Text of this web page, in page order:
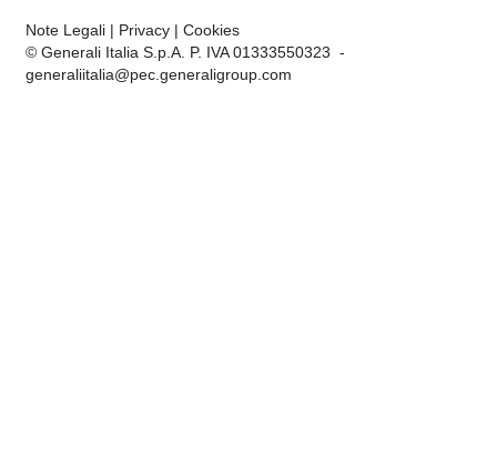
Note Legali | Privacy | Cookies
© Generali Italia S.p.A. P. IVA 01333550323 -
generaliitalia@pec.generaligroup.com